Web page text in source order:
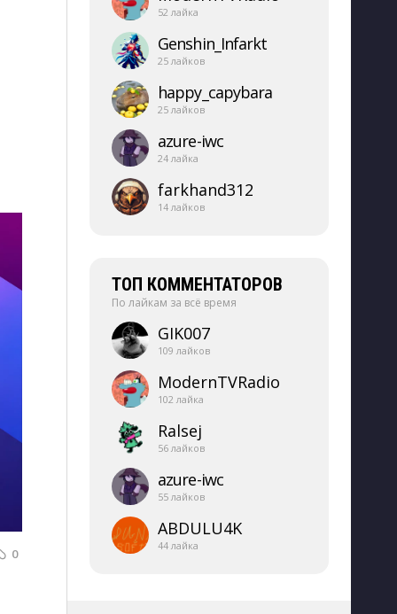
0
52 лайка
Genshin_​Infarkt
25 лайков
happy_​capybara
25 лайков
azure-​iwc
24 лайка
farkhand312
14 лайков
ТОП КОММЕНТАТОРОВ
По лайкам за всё время
GIK007
109 лайков
ModernTVRadio
102 лайка
Ralsej
56 лайков
azure-​iwc
55 лайков
ABDULU4K
44 лайка